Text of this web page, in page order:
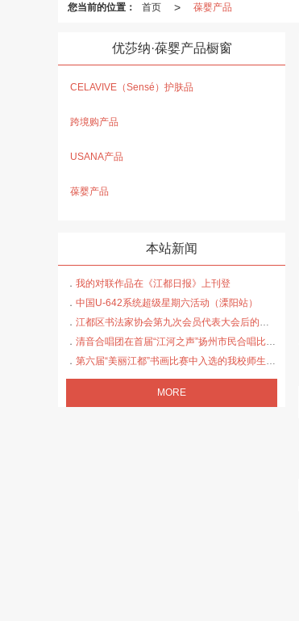
您当前的位置： 首页 > 葆婴产品
优莎纳·葆婴产品橱窗
CELAVIVE（Sensé）护肤品
跨境购产品
USANA产品
葆婴产品
本站新闻
我的对联作品在《江都日报》上刊登
中国U-642系统超级星期六活动（溧阳站）
江都区书法家协会第九次会员代表大会后的活动集锦
清音合唱团在首届“江河之声”扬州市民合唱比赛中精彩呈现
第六届“美丽江都”书画比赛中入选的我校师生书画作品
MORE